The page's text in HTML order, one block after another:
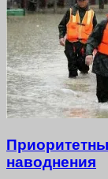
наводнения